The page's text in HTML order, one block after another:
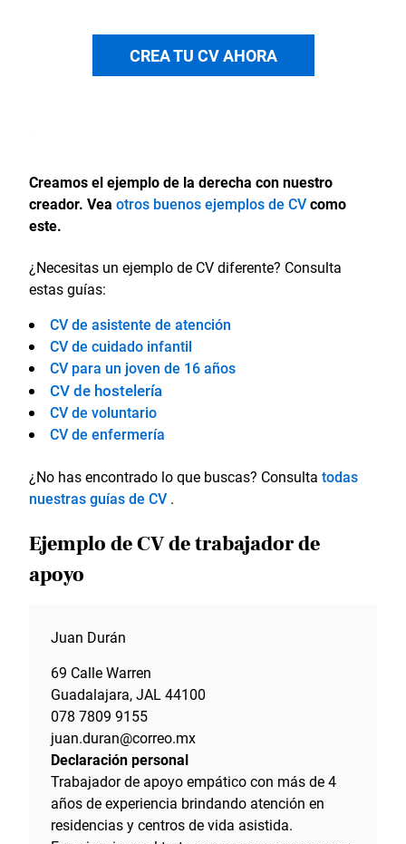
CREA TU CV AHORA
Creamos el ejemplo de la derecha con nuestro
creador. Vea otros buenos ejemplos de CVcomo
este.
¿Necesitas un ejemplo de CV diferente? Consulta
estas guías:
CV de asistente de atención
CV de cuidado infantil
CV para un joven de 16 años
CV de hostelería
CV de voluntario
CV de enfermería
¿No has encontrado lo que buscas? Consulta todas
nuestras guías de CV .
Ejemplo de CV de trabajador de
apoyo
Juan Durán
69 Calle Warren
Guadalajara, JAL 44100
078 7809 9155
juan.duran@correo.mx
Declaración personal
Trabajador de apoyo empático con más de 4
años de experiencia brindando atención en
residencias y centros de vida asistida.